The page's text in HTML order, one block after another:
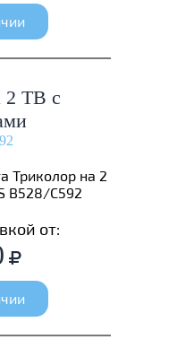
2 ТВ с
от: